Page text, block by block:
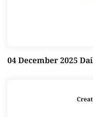
04 December 2025